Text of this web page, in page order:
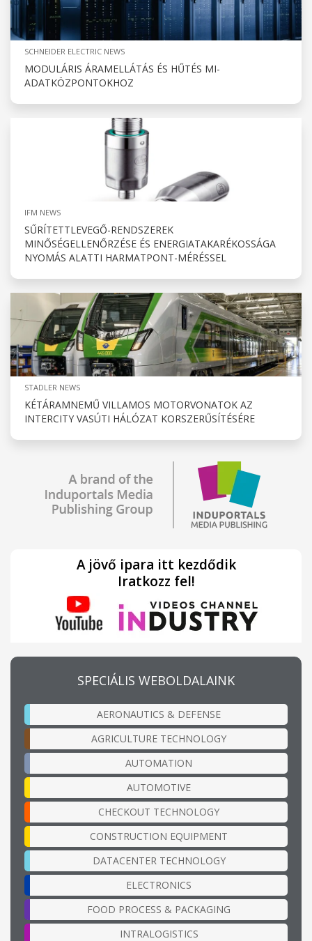
SCHNEIDER ELECTRIC NEWS
MODULÁRIS ÁRAMELLÁTÁS ÉS HŰTÉS MI-
ADATKÖZPONTOKHOZ
IFM NEWS
SŰRÍTETTLEVEGŐ-RENDSZEREK
MINŐSÉGELLENŐRZÉSE ÉS ENERGIATAKARÉKOSSÁGA
NYOMÁS ALATTI HARMATPONT-MÉRÉSSEL
STADLER NEWS
KÉTÁRAMNEMŰ VILLAMOS MOTORVONATOK AZ
INTERCITY VASÚTI HÁLÓZAT KORSZERŰSÍTÉSÉRE
A jövő ipara itt kezdődik
Iratkozz fel!
SPECIÁLIS WEBOLDALAINK
AERONAUTICS & DEFENSE
AGRICULTURE TECHNOLOGY
AUTOMATION
AUTOMOTIVE
CHECKOUT TECHNOLOGY
CONSTRUCTION EQUIPMENT
DATACENTER TECHNOLOGY
ELECTRONICS
FOOD PROCESS & PACKAGING
INTRALOGISTICS